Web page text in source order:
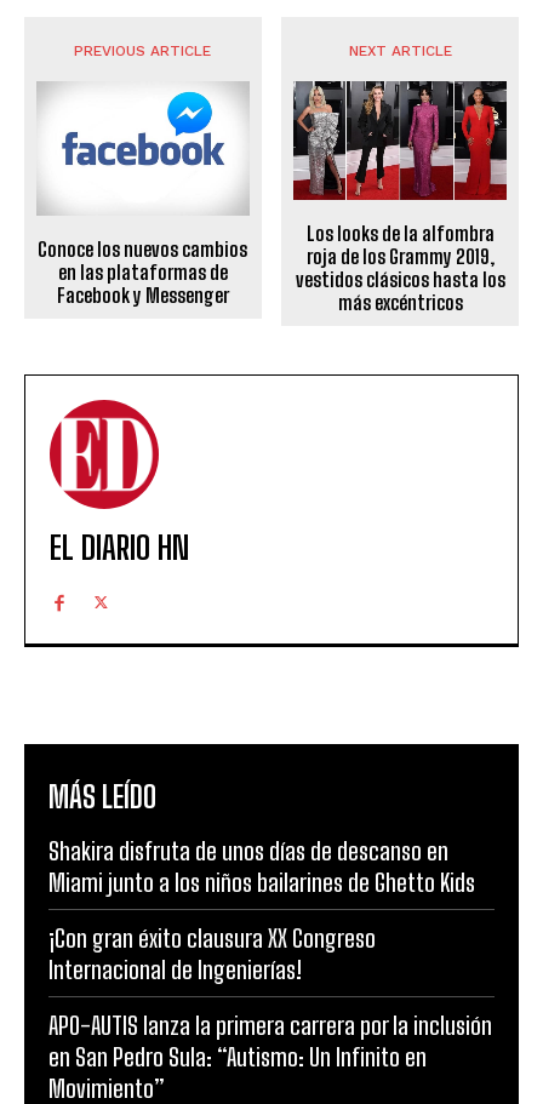
PREVIOUS ARTICLE
Conoce los nuevos cambios
en las plataformas de
Facebook y Messenger
NEXT ARTICLE
Los looks de la alfombra
roja de los Grammy 2019,
vestidos clásicos hasta los
más excéntricos
EL DIARIO HN
MÁS LEÍDO
Shakira disfruta de unos días de descanso en
Miami junto a los niños bailarines de Ghetto Kids
¡Con gran éxito clausura XX Congreso
Internacional de Ingenierías!
APO-AUTIS lanza la primera carrera por la inclusión
en San Pedro Sula: “Autismo: Un Infinito en
Movimiento”